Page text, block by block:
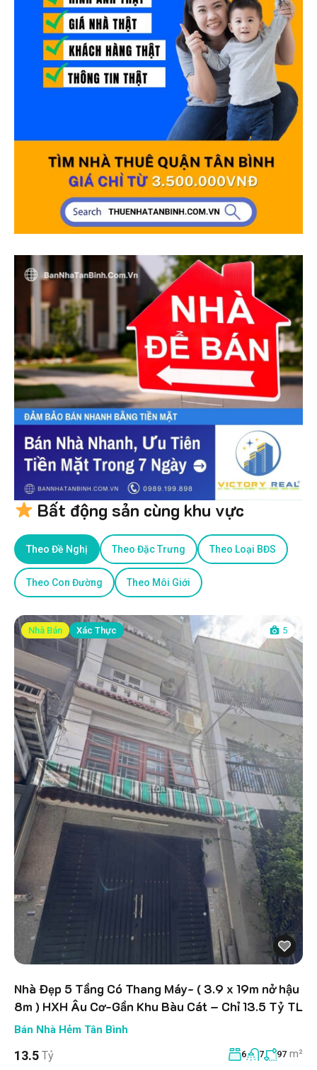
Bất động sản cùng khu vực
Theo Đề Nghị Theo Đặc Trưng Theo Loại BĐS
Theo Con Đường Theo Môi Giới
Nhà Bán Xác Thực 5
Nhà Đẹp 5 Tầng Có Thang Máy- ( 3.9 x 19m nở hậu
8m ) HXH Âu Cơ-Gần Khu Bàu Cát – Chỉ 13.5 Tỷ TL
Bán Nhà Hẻm Tân Bình
13.5 Tỷ 6 7 97 m²